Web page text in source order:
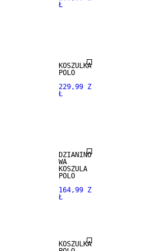
Ł
KOSZULKA
POLO
229,99 Z
Ł
DZIANINO
WA
KOSZULA
POLO
164,99 Z
Ł
KOSZULKA